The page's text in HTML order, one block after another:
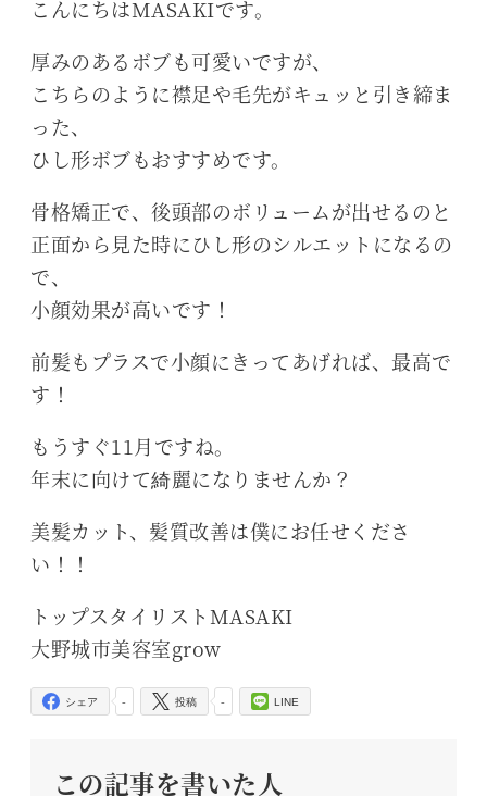
こんにちはMASAKIです。
厚みのあるボブも可愛いですが、
こちらのように襟足や毛先がキュッと引き締ま
った、
ひし形ボブもおすすめです。
骨格矯正で、後頭部のボリュームが出せるのと
正面から見た時にひし形のシルエットになるの
で、
小顔効果が高いです！
前髪もプラスで小顔にきってあげれば、最高で
す！
もうすぐ11月ですね。
年末に向けて綺麗になりませんか？
美髪カット、髪質改善は僕にお任せくださ
い！！
トップスタイリストMASAKI
大野城市美容室grow
-
シェア -
投稿 LINE
この記事を書いた人